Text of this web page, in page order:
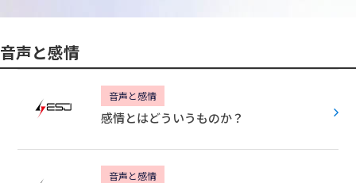
音声と感情
音声と感情
感情とはどういうものか？
音声と感情